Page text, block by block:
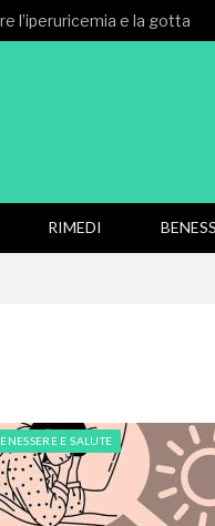
l’iperuricemia e la gotta
RIMEDI
E SALUTE